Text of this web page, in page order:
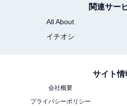
関連サー
All About
イチオシ
サイト情
会社概要
プライバシーポリシー